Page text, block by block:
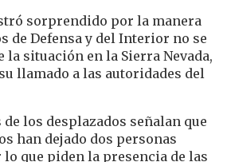
sorprendido por la manera
de Defensa y del Interior no se
la situación en la Sierra Nevada,
llamado a las autoridades del
los desplazados señalan que
han dejado dos personas
que piden la presencia de las